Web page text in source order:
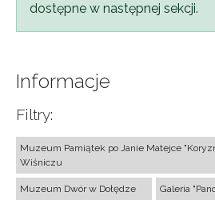
dostępne w następnej sekcji.
Informacje
Filtry:
Muzeum Pamiątek po Janie Matejce
Wiśniczu
Muzeum Dwór w Dołędze Galeria